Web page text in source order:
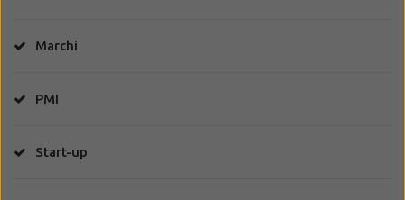
Marchi
PMI
Start-up